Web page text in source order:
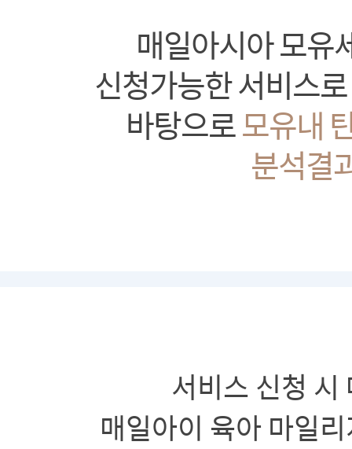
매일아시아 모유
신청가능한 서비스
바탕으로모유내
분석결
서비스 신청
매일아이 육아 마일